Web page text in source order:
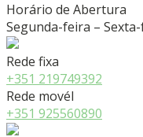
Horário de Abertura
Segunda-feira –
Rede fixa
+351 219749392
Rede movél
+351 925560890